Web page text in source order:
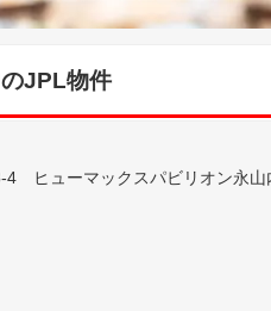
JPL物件
ヒューマックスパビリオン永山